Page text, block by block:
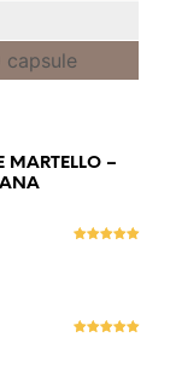
capsule
MARTELLO –